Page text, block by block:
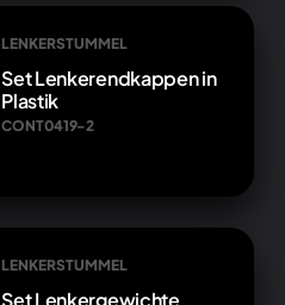
LENKERSTUMMEL
Set Lenkerendkappen in
Plastik
CONT0419-2
LENKERSTUMMEL